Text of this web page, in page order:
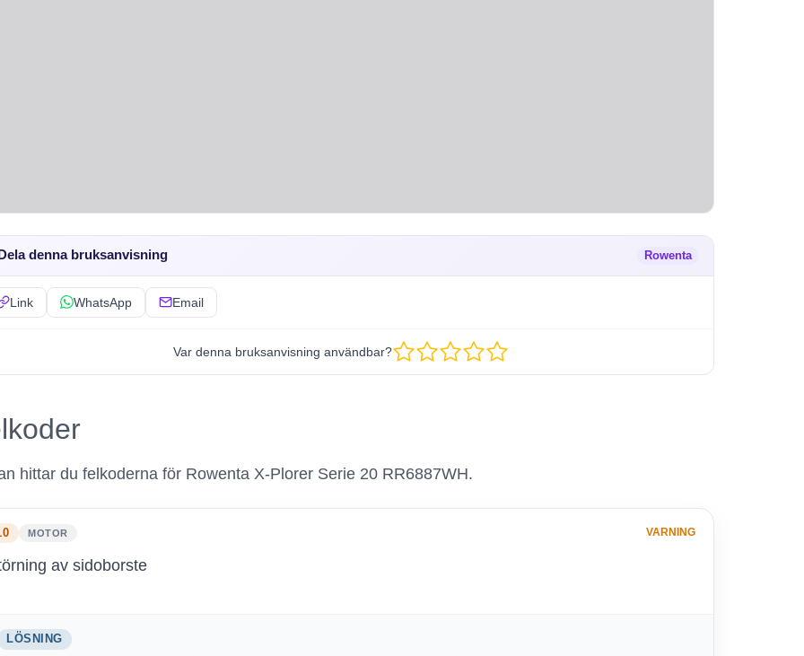
denna bruksanvisning Rowenta
Link WhatsApp Email
Var denna bruksanvisning användbar?
hittar du felkoderna för Rowenta X-Plorer Serie 20 RR6887WH.
MOTOR VARNING
av sidoborste
LÖSNING